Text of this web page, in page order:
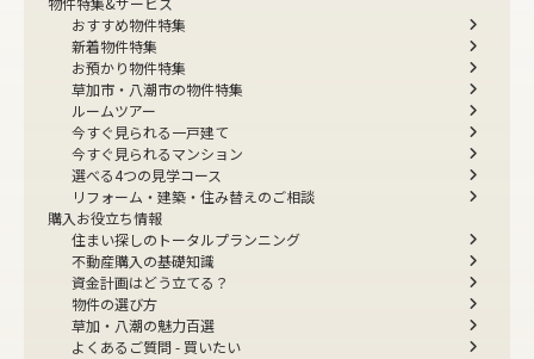
おすすめ物件特集
新着物件特集
お預かり物件特集
草加市・八潮市の物件特集
ルームツアー
今すぐ見られる一戸建て
今すぐ見られるマンション
選べる4つの見学コース
リフォーム・建築・住み替えのご相談
購入お役立ち情報
住まい探しのトータルプランニング
不動産購入の基礎知識
資金計画はどう立てる？
物件の選び方
草加・八潮の魅力百選
よくあるご質問 - 買いたい